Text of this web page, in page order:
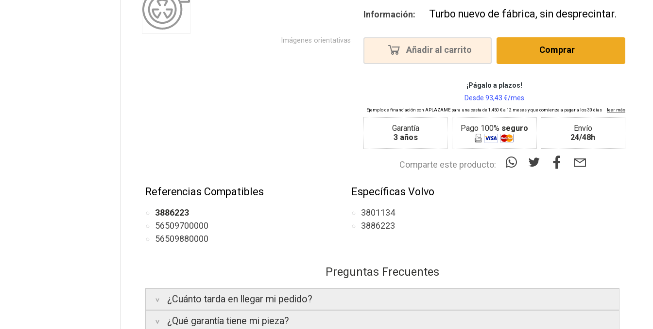
Información: Turbo nuevo de fábrica, sin desprecintar.
Añadir al carrito Comprar
Garantía
3 años
Pago 100% seguro
Envío
24/48h
Comparte este producto:
Imágenes orientativas
Referencias Compatibles
3886223
56509700000
56509880000
Específicas Volvo
3801134
3886223
Preguntas Frecuentes
¿Cuánto tarda en llegar mi pedido?
Península:Entregamos en un plazo estimado de
¿Qué garantía tiene mi pieza?